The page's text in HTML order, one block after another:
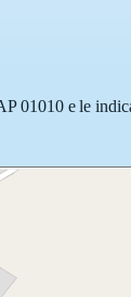
01010 e le